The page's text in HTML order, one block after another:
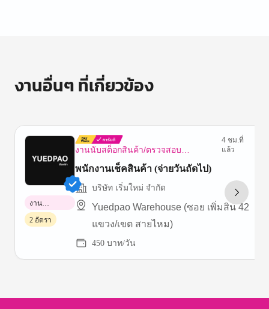
งานอื่นๆ ที่เกี่ยวข้อง
งานนับสต็อกสินค้า/ตรวจสอบ
ทรัพย์สิน
4 ชม.ที่
แล้ว
พนักงานเช็คสินค้า (จ่ายวันถัดไป)
บริษัท เริ่มใหม่ จำกัด
Yuedpao Warehouse (ซอย เพิ่มสิน 42
แขวง/เขต สายไหม)
450 บาท/วัน
งาน
พาร์ทไทม์
2 อัตรา
of